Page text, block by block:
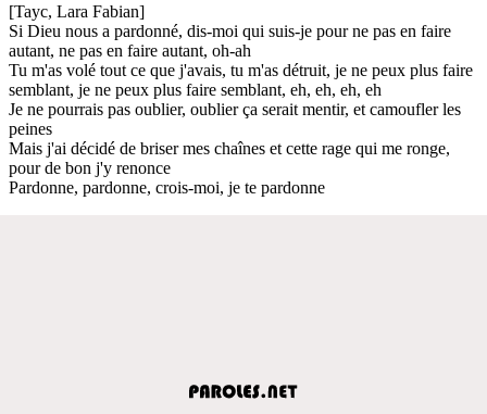
[Tayc, Lara Fabian]
Si Dieu nous a pardonné, dis-moi qui suis-je pour ne pas en faire
autant, ne pas en faire autant, oh-ah
Tu m'as volé tout ce que j'avais, tu m'as détruit, je ne peux plus faire
semblant, je ne peux plus faire semblant, eh, eh, eh, eh
Je ne pourrais pas oublier, oublier ça serait mentir, et camoufler les
peines
Mais j'ai décidé de briser mes chaînes et cette rage qui me ronge,
pour de bon j'y renonce
Pardonne, pardonne, crois-moi, je te pardonne